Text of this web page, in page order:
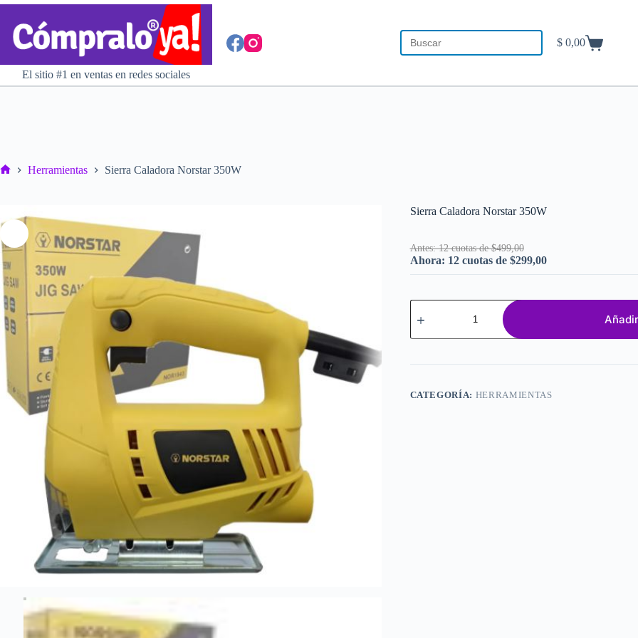
Saltar
contenido
El sitio #1 en ventas en redes sociales
Carro
$0,00
Herramientas Sierra Caladora Norstar 350W
Sierra Caladora Norstar 350W
Antes: 12 cuotas de $499,00
Ahora: 12 cuotas de $299,00
Sierra
Caladora
350W
CATEGORÍA: HERRAMIENTAS